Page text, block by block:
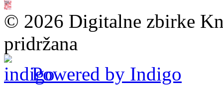
© 2026 Digitalne zbirke
pridržana
Powered by Indigo